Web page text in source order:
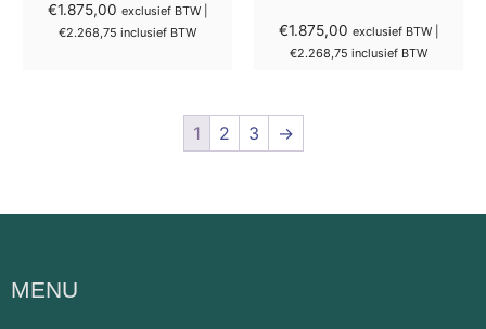
€1.875,00 exclusief BTW |
€2.268,75 inclusief BTW €1.875,00 exclusief BTW |
€2.268,75 inclusief BTW
1 2 3 →
MENU